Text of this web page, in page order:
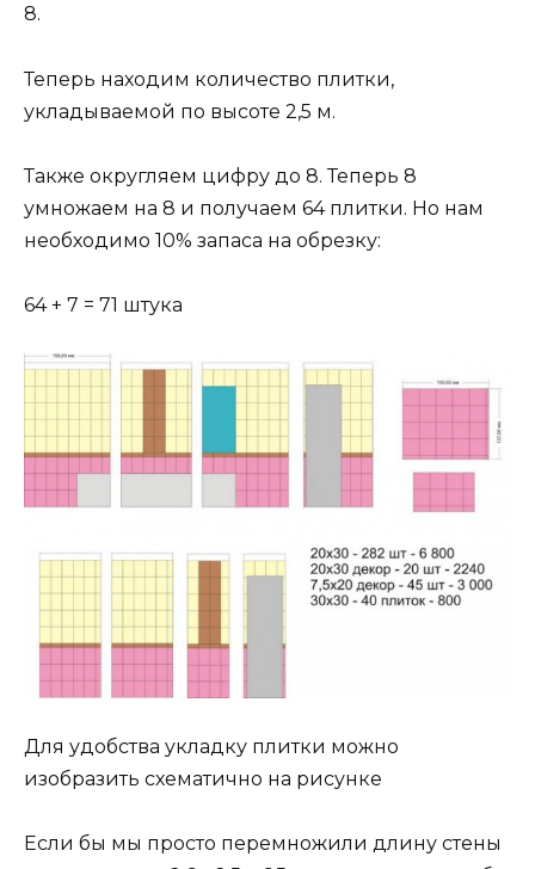
8.
Теперь находим количество плитки,
укладываемой по высоте 2,5 м.
Также округляем цифру до 8. Теперь 8
умножаем на 8 и получаем 64 плитки. Но нам
необходимо 10% запаса на обрезку:
64 + 7 = 71 штука
Для удобства укладку плитки можно
изобразить схематично на рисунке
Если бы мы просто перемножили длину стены